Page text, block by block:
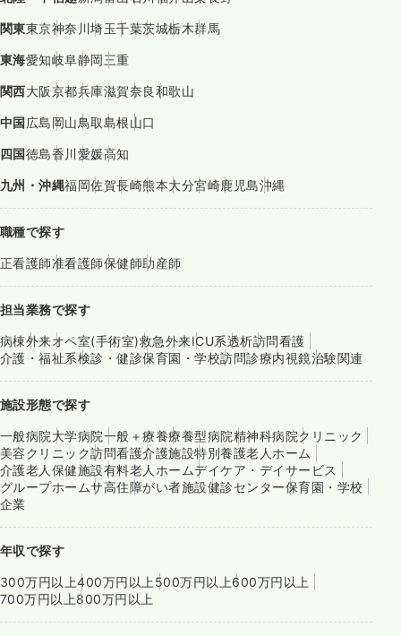
関東東京神奈川埼玉千葉茨城栃木群馬
東海愛知岐阜静岡三重
関西大阪京都兵庫滋賀奈良和歌山
中国広島岡山鳥取島根山口
四国徳島香川愛媛高知
九州・沖縄福岡佐賀長崎熊本大分宮崎鹿児島沖縄
職種で探す
正看護師准看護師保健師助産師
担当業務で探す
病棟外来オペ室(手術室)救急外来ICU系透析訪問看護
介護・福祉系検診・健診保育園・学校訪問診療内視鏡治験関連
施設形態で探す
一般病院大学病院一般＋療養療養型病院精神科病院クリニック
美容クリニック訪問看護介護施設特別養護老人ホーム
介護老人保健施設有料老人ホームデイケア・デイサービス
グループホームサ高住障がい者施設健診センター保育園・学校
企業
年収で探す
300万円以上400万円以上 500万円以上600万円以上
700万円以上800万円以上